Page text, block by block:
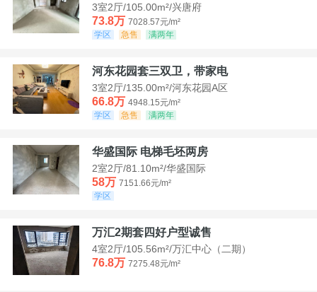
3室2厅/105.00m²/兴唐府
73.8万 7028.57元/m²
学区
急售 满两年
河东花园套三双卫，带家电
3室2厅/135.00m²/河东花园A区
66.8万 4948.15元/m²
学区
急售 满两年
华盛国际 电梯毛坯两房
2室2厅/81.10m²/华盛国际
58万 7151.66元/m²
学区
万汇2期套四好户型诚售
4室2厅/105.56m²/万汇中心（二期）
76.8万 7275.48元/m²